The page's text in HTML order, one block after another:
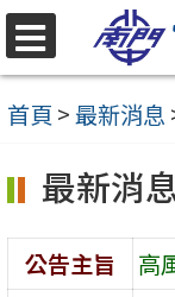
跳
至
主
內
選
單
首頁 >最新消息
最新消
公告主旨
高